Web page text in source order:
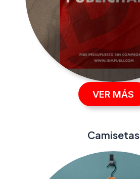
VER MÁS
Camisetas